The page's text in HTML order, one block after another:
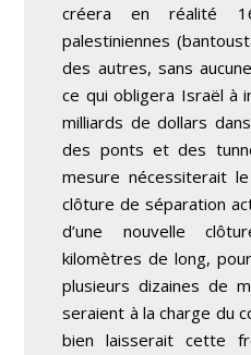
créera en réalité
palestiniennes
des autres, sans
ce qui obligera Israël à
milliards de dollars
des ponts et des
mesure nécessiterait
clôture de séparation
d’une nouvelle
kilomètres de long,
plusieurs dizaines de
seraient à la charge du
bien laisserait cette